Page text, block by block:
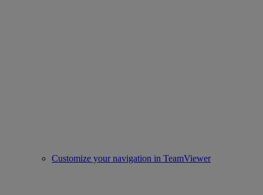
Customize your navigation in TeamViewer